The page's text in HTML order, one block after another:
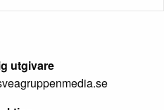
utgivare